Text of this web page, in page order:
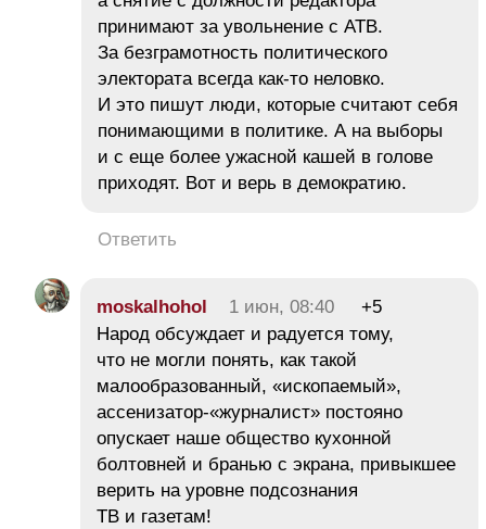
принимают за увольнение с АТВ.
За безграмотность политического
электората всегда как-то неловко.
И это пишут люди, которые считают себя
понимающими в политике. А на выборы
и с еще более ужасной кашей в голове
приходят. Вот и верь в демократию.
Ответить
moskalhohol 1 июн, 08:40
+5
Народ обсуждает и радуется тому,
что не могли понять, как такой
малообразованный, «ископаемый»,
ассенизатор-«журналист» постояно
опускает наше общество кухонной
болтовней и бранью с экрана, привыкшее
верить на уровне подсознания
ТВ и газетам!